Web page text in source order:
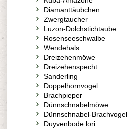
Diamanttäubchen
Zwergtaucher
Luzon-Dolchstichtaube
Rosenseeschwalbe
Wendehals
Dreizehenmöwe
Dreizehenspecht
Sanderling
Doppelhornvogel
Brachpieper
Dünnschnabelmöwe
Dünnschnabel-Brachvogel
Duyvenbode lori